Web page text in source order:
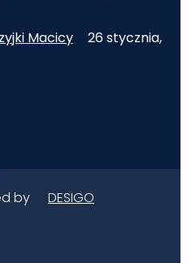
Macicy
26 stycznia,
by DESIGO